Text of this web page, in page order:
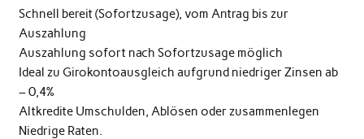
Schnell bereit (Sofortzusage), vom Antrag bis zur
Auszahlung
Auszahlung sofort nach Sofortzusage möglich
Ideal zu Girokontoausgleich aufgrund niedriger Zinsen ab
– 0,4%
Altkredite Umschulden, Ablösen oder zusammenlegen
Niedrige Raten.